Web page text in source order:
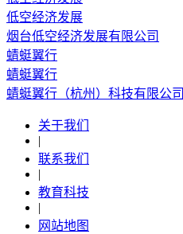
低空经济发展
烟台低空经济发展有限公司
蜻蜓翼行
蜻蜓翼行
蜻蜓翼行（杭州）科技有限公司
关于我们
|
联系我们
|
教育科技
|
网站地图